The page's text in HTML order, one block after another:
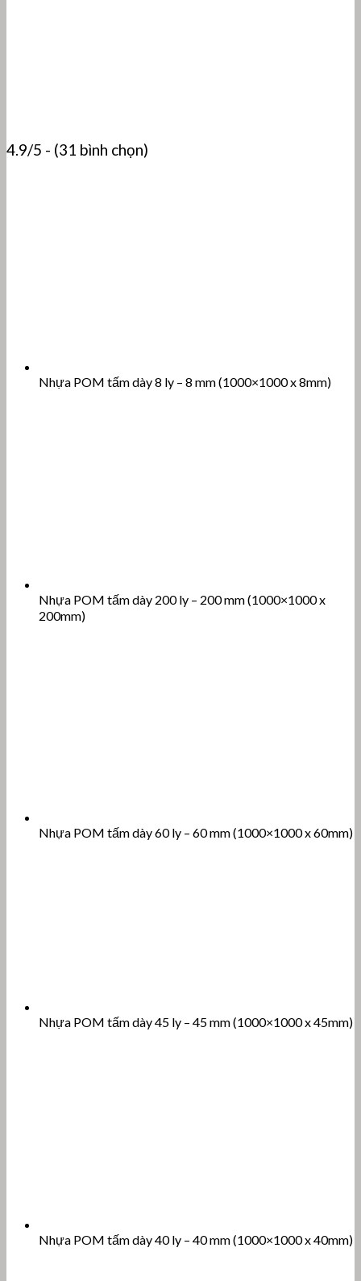
4.9/5 - (31 bình chọn)
Nhựa POM tấm dày 8 ly – 8 mm (1000×1000 x 8mm)
Nhựa POM tấm dày 200 ly – 200 mm (1000×1000 x
200mm)
Nhựa POM tấm dày 60 ly – 60 mm (1000×1000 x 60mm)
Nhựa POM tấm dày 45 ly – 45 mm (1000×1000 x 45mm)
Nhựa POM tấm dày 40 ly – 40 mm (1000×1000 x 40mm)